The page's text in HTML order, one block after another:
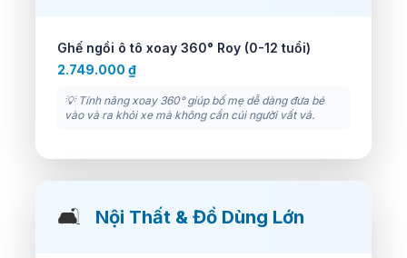
Ghế ngồi ô tô xoay 360° Roy (0-12 tuổi)
2.749.000 ₫
💡 Tính năng xoay 360° giúp bố mẹ dễ dàng đưa bé
vào và ra khỏi xe mà không cần cúi người vất vả.
🛋️ Nội Thất & Đồ Dùng Lớn